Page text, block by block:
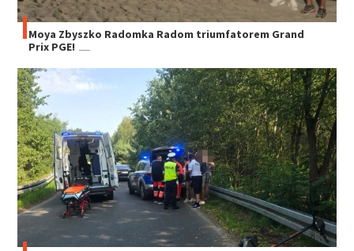
Moya Zbyszko Radomka Radom triumfatorem Grand
Prix PGE!